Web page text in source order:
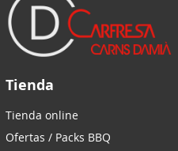
Tienda
Tienda online
Ofertas / Packs BBQ